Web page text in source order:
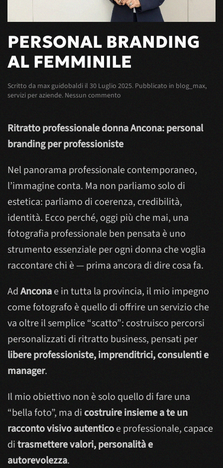
PERSONAL BRANDING
AL FEMMINILE
Scritto da max guidobaldi il 30 Luglio 2025. Pubblicato in blog_max,
servizi per aziende. Nessun commento
Femminile
Ritratto professionale donna Ancona: personal
branding per professioniste
Nel panorama professionale contemporaneo,
l’immagine conta. Ma non parliamo solo di
estetica: parliamo di coerenza, credibilità,
identità. Ecco perché, oggi più che mai, una
fotografia professionale ben pensata è uno
strumento essenziale per ogni donna che voglia
raccontare chi è — prima ancora di dire cosa fa.
AdAnconae in tutta la provincia, il mio impegno
come fotografo è quello di offrire un servizio che
va oltre il semplice “scatto”: costruisco percorsi
personalizzati di ritratto business, pensati per
libere professioniste, imprenditrici, consulenti e
manager.
Il mio obiettivo non è solo quello di fare una
“bella foto”, ma dicostruire insieme a te un
racconto visivo autenticoe professionale, capace
ditrasmettere valori, personalità e
autorevolezza.